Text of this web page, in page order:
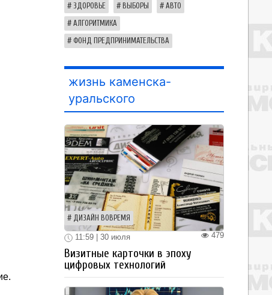
ЗДОРОВЬЕ ВЫБОРЫ АВТО
АЛГОРИТМИКА
ФОНД ПРЕДПРИНИМАТЕЛЬСТВА
жизнь каменска-
уральского
ДИЗАЙН ВОВРЕМЯ
479
11:59 | 30 июля
Визитные карточки в эпоху
цифровых технологий